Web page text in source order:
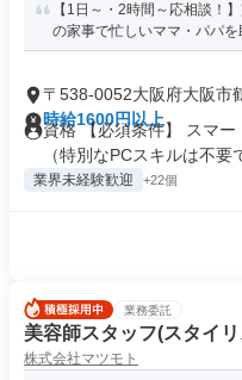
【1日～・2時間～応相談！
の家事で忙しいママ・パパを
〒538-0052大阪府大阪市
時給1600円以上
資格 【必須条件】 スマ
（特別なPCスキルは不要
業界未経験歓迎 +22個
業務委託
美容師スタッフ(スタイ
株式会社マツモト